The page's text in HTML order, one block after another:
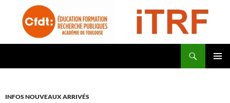
contenu
CFDT Education Formation Recherche Publiques Académie de Toulouse – ITRF
INFOS NOUVEAUX ARRIVÉS